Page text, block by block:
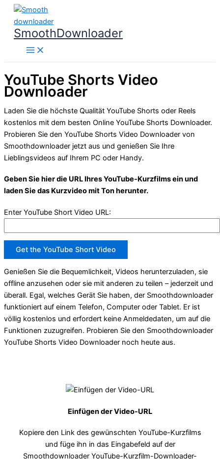
Zum
Inhalt
springen
SmoothDownloader
YouTube Shorts Video
Downloader
Laden Sie die höchste Qualität YouTube Shorts oder Reels
kostenlos mit dem besten Online YouTube Shorts Downloader.
Probieren Sie den YouTube Shorts Video Downloader von
Smoothdownloader jetzt aus und genießen Sie Ihre
Lieblingsvideos auf Ihrem PC oder Handy.
Geben Sie hier die URL Ihres YouTube-Kurzfilms ein und
laden Sie das Kurzvideo mit Ton herunter.
Enter YouTube Short Video URL:
Get the YouTube Short Video
Genießen Sie die Bequemlichkeit, Videos herunterzuladen, sie
offline anzusehen oder sie mit anderen zu teilen – jederzeit und
überall. Egal, welches Gerät Sie haben, der Smoothdownloader
funktioniert auf einem Telefon, Computer oder Tablet. Er ist
völlig kostenlos und erfordert keine Anmeldedaten, um auf die
Funktionen zuzugreifen. Probieren Sie den Smoothdownloader
YouTube Shorts Video Downloader noch heute aus.
Einfügen der Video-URL
Kopiere den Link des gewünschten YouTube-Kurzfilms
und füge ihn in das Eingabefeld auf der
Smoothdownloader YouTube-Kurzfilm-Downloader-